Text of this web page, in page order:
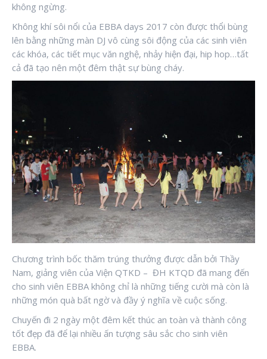
không ngừng.
Không khí sôi nổi của EBBA days 2017 còn được thổi bùng
lên bằng những màn DJ vô cùng sôi động của các sinh viên
các khóa, các tiết mục văn nghệ, nhảy hiện đại, hip hop…tất
cả đã tạo nên một đêm thật sự bùng cháy.
Chương trình bốc thăm trúng thưởng được dẫn bởi Thầy
Nam, giảng viên của Viện QTKD – ĐH KTQD đã mang đến
cho sinh viên EBBA không chỉ là những tiếng cười mà còn là
những món quà bất ngờ và đầy ý nghĩa về cuộc sống.
Chuyến đi 2 ngày một đêm kết thúc an toàn và thành công
tốt đẹp đã để lại nhiều ấn tượng sâu sắc cho sinh viên
EBBA.